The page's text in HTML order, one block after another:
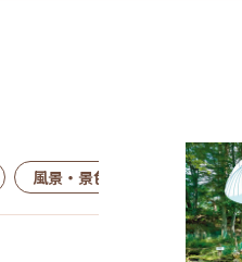
風景・景色 名所・旧跡